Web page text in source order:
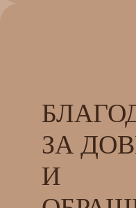
ЗА
И